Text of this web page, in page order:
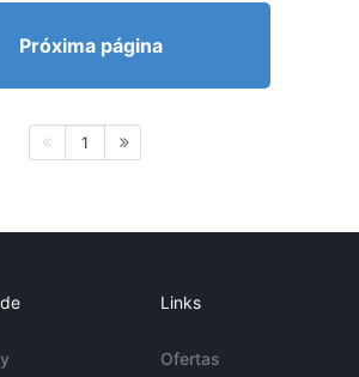
Próxima página
1
Links
Ofertas